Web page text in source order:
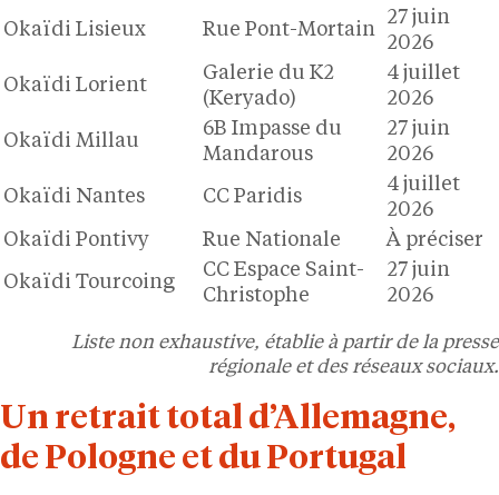
Okaïdi Lisieux Rue Pont-Mortain
27 juin
2026
Okaïdi Lorient
Galerie du K2
(Keryado)
4 juillet
2026
Okaïdi Millau
6B Impasse du
Mandarous
27 juin
2026
Okaïdi Nantes CC Paridis
4 juillet
2026
Okaïdi Pontivy
Rue Nationale À préciser
Okaïdi Tourcoing
CC Espace Saint-
Christophe
27 juin
2026
Liste non exhaustive, établie à partir de la presse
régionale et des réseaux sociaux.
Un retrait total d’Allemagne,
de Pologne et du Portugal